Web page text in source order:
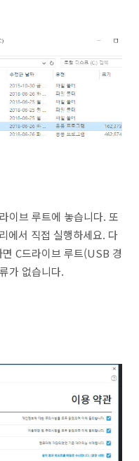
이브 루트에 놓습니다. 또
에서 직접 실행하세요. 다
C드라이브 루트(USB 경
가 없습니다.